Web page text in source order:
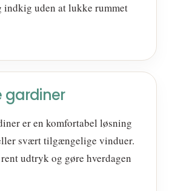
indkig uden at lukke rummet
gardiner
er en komfortabel løsning
svært tilgængelige vinduer.
udtryk og gøre hverdagen